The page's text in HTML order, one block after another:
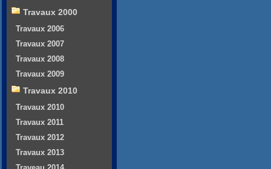
Travaux 2000
Travaux 2006
Travaux 2007
Travaux 2008
Travaux 2009
Travaux 2010
Travaux 2010
Travaux 2011
Travaux 2012
Travaux 2013